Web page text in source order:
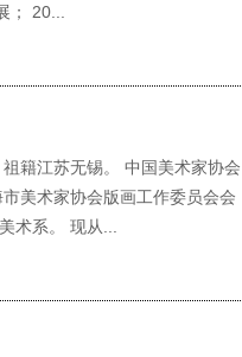
； 20...
籍江苏无锡。 中国美术家协会
美术家协会版画工作委员会会
术系。 现从...